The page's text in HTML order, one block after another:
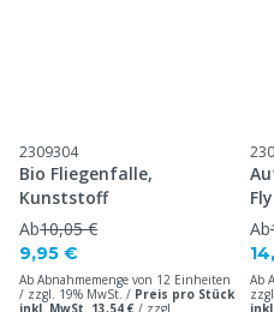
2309304
Bio Fliegenfalle,
Kunststoff
Ab10,05 €
9,95 €
Ab Abnahmemenge von 12 Einheiten
/ zzgl. 19% MwSt. / Preis pro Stück
inkl. MwSt. 13,54 € / zzgl.
Ab
Ab